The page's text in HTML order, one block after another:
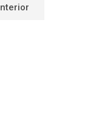
Interior